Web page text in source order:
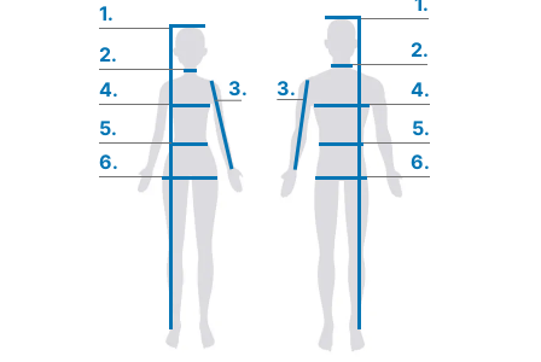
1.
2.
2.
3.
3.
4.
4.
5.
5.
6.
6.